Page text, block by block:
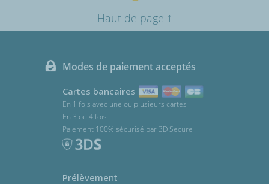
Haut de page ↑
Modes de paiement acceptés
Cartes bancaires
En 1 fois avec une ou plusieurs cartes
En 3 ou 4 fois
Paiement 100% sécurisé par 3D Secure
Prélèvement